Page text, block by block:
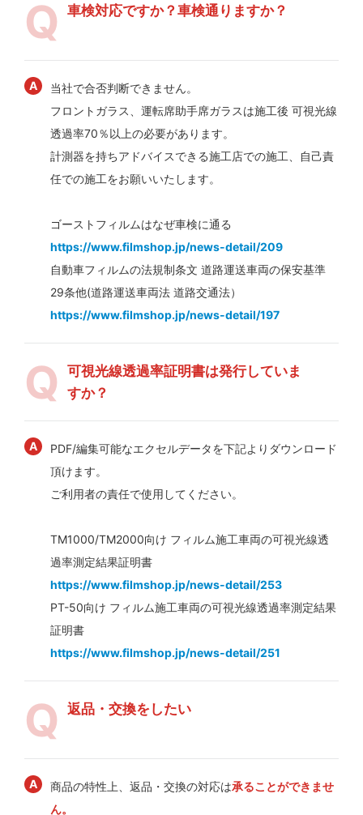
車検対応ですか？車検通りますか？
当社で合否判断できません。
フロントガラス、運転席助手席ガラスは施工後 可視光線
透過率70％以上の必要があります。
計測器を持ちアドバイスできる施工店での施工、自己責
任での施工をお願いいたします。
ゴーストフィルムはなぜ車検に通る
https://www.filmshop.jp/news-detail/209
自動車フィルムの法規制条文 道路運送車両の保安基準
29条他(道路運送車両法 道路交通法）
https://www.filmshop.jp/news-detail/197
可視光線透過率証明書は発行していま
すか？
PDF/編集可能なエクセルデータを下記よりダウンロード
頂けます。
ご利用者の責任で使用してください。
TM1000/TM2000向け フィルム施工車両の可視光線透
過率測定結果証明書
https://www.filmshop.jp/news-detail/253
PT-50向け フィルム施工車両の可視光線透過率測定結果
証明書
https://www.filmshop.jp/news-detail/251
返品・交換をしたい
商品の特性上、返品・交換の対応は承ることができませ
ん。